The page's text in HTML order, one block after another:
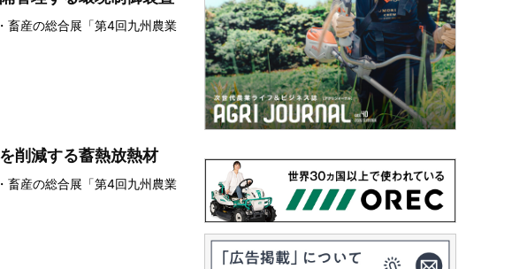
畜産の総合展「第4回九州農業
削減する蓄熱放熱材
畜産の総合展「第4回九州農業